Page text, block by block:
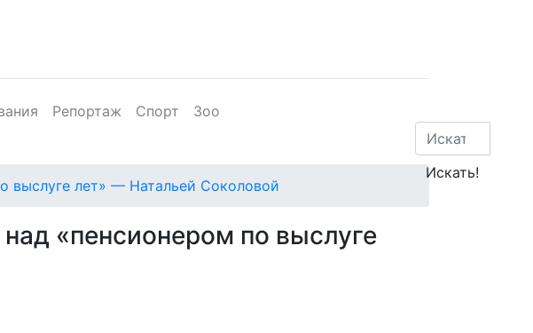
Репортаж Спорт Зоо
выслуге лет» — Натальей Соколовой
«пенсионером по выслуге